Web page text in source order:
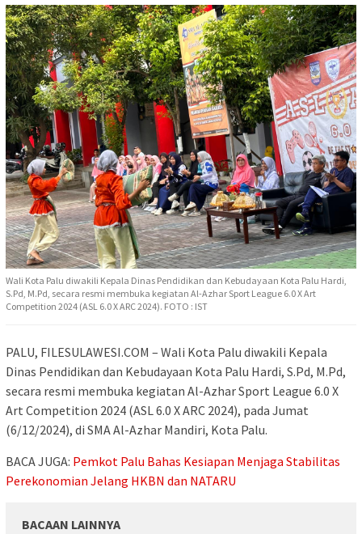
Wali Kota Palu diwakili Kepala Dinas Pendidikan dan Kebudayaan Kota Palu Hardi,
S.Pd, M.Pd, secara resmi membuka kegiatan Al-Azhar Sport League 6.0 X Art
Competition 2024 (ASL 6.0 X ARC 2024). FOTO : IST
PALU, FILESULAWESI.COM – Wali Kota Palu diwakili Kepala
Dinas Pendidikan dan Kebudayaan Kota Palu Hardi, S.Pd, M.Pd,
secara resmi membuka kegiatan Al-Azhar Sport League 6.0 X
Art Competition 2024 (ASL 6.0 X ARC 2024), pada Jumat
(6/12/2024), di SMA Al-Azhar Mandiri, Kota Palu.
BACA JUGA: Pemkot Palu Bahas Kesiapan Menjaga Stabilitas
Perekonomian Jelang HKBN dan NATARU
BACAAN LAINNYA